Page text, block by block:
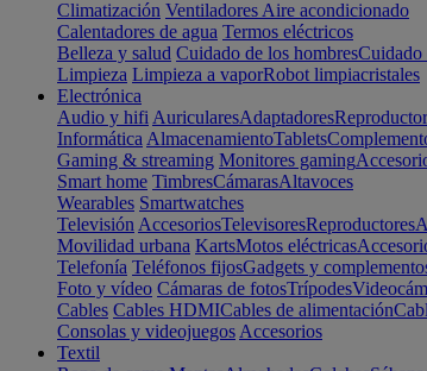
Climatización Ventiladores Aire acondicionado
Calentadores de agua Termos eléctricos
Belleza y salud Cuidado de los hombresCuidado
Limpieza Limpieza a vaporRobot limpiacristales
Electrónica
Audio y hifi AuricularesAdaptadores
Informática AlmacenamientoTablets
Gaming & streaming Monitores gaming
Smart home TimbresCámarasAltavoces
Wearables Smartwatches
Televisión AccesoriosTelevisoresReproductores
Movilidad urbana KartsMotos eléctricas
Telefonía Teléfonos fijosGadgets y
Foto y vídeo Cámaras de fotosTrípodes
Cables Cables HDMICables de alimentación
Consolas y videojuegos Accesorios
Textil